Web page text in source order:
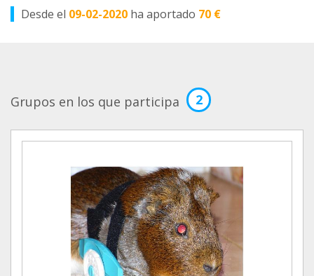
Desde el 09-02-2020 ha aportado 70 €
Grupos en los que participa 2